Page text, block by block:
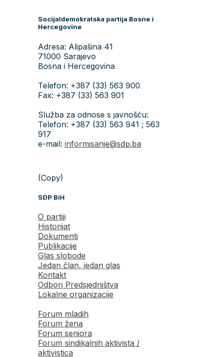
Socijaldemokratska partija Bosne i
Hercegovine
Adresa: Alipašina 41
71000 Sarajevo
Bosna i Hercegovina
Telefon: +387 (33) 563 900
Fax: +387 (33) 563 901
Služba za odnose s javnošću:
Telefon: +387 (33) 563 941 ; 563
917
e-mail: informisanje@sdp.ba
(Copy)
SDP BiH
O partiji
Historijat
Dokumenti
Publikacije
Glas slobode
Jedan član, jedan glas
Kontakt
Odbori Predsjedništva
Lokalne organizacije
Forum mladih
Forum žena
Forum seniora
Forum sindikalnih aktivista /
aktivistica